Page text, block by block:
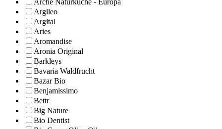
Arche Naturküche - Europa
Argileo
Argital
Aries
Aromandise
Aronia Original
Barkleys
Bavaria Waldfrucht
Bazar Bio
Benjamissimo
Bettr
Big Nature
Bio Dentist